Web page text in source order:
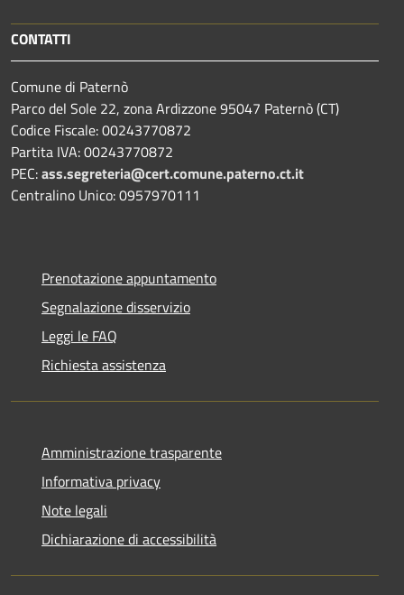
CONTATTI
Comune di Paternò
Parco del Sole 22, zona Ardizzone 95047 Paternò (CT)
Codice Fiscale: 00243770872
Partita IVA: 00243770872
PEC:ass.segreteria@cert.comune.paterno.ct.it
Centralino Unico: 0957970111
Prenotazione appuntamento
Segnalazione disservizio
Leggi le FAQ
Richiesta assistenza
Amministrazione trasparente
Informativa privacy
Note legali
Dichiarazione di accessibilità